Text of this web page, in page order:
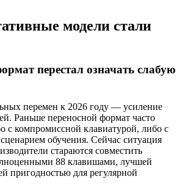
модели стали
перестал означать слабую
перемен к 2026 году — усиление
Раньше переносной формат часто
с компромиссной клавиатурой, либо с
обучения. Сейчас ситуация
стараются совместить
88 клавишами, лучшей
пригодностью для регулярной